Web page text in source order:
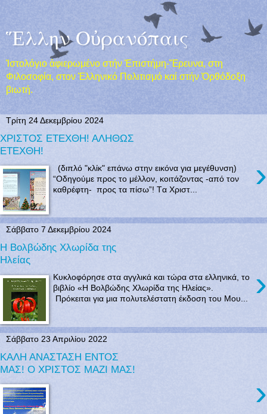
Ἕλλην Οὐρανόπαις
Ἱστολόγιο ἀφιερωμένο στήν Ἐπιστήμη-Ἔρευνα, στη
Φιλοσοφία, στον Ἐλληνικό Πολιτισμό καί στήν Ὀρθόδοξη
βιωτή.
Τρίτη 24 Δεκεμβρίου 2024
ΧΡΙΣΤΟΣ ΕΤΕΧΘΗ! ΑΛΗΘΩΣ
ΕΤΕΧΘΗ!
›
(διπλό "κλίκ" επάνω στην εικόνα για μεγέθυνση)
“Οδηγούμε προς το μέλλον, κοιτάζοντας -από τον
καθρέφτη- προς τα πίσω”! Tα Χριστ...
Σάββατο 7 Δεκεμβρίου 2024
Η Βολβώδης Χλωρίδα της
Ηλείας
›
Κυκλοφόρησε στα αγγλικά και τώρα στα ελληνικά, το
βιβλίο «Η Βολβώδης Χλωρίδα της Ηλείας».
Πρόκειται για μια πολυτελέστατη έκδοση του Μου...
Σάββατο 23 Απριλίου 2022
ΚΑΛΗ ΑΝΑΣΤΑΣΗ ΕΝΤΟΣ
ΜΑΣ! Ο ΧΡΙΣΤΟΣ ΜΑΖΙ ΜΑΣ!
›